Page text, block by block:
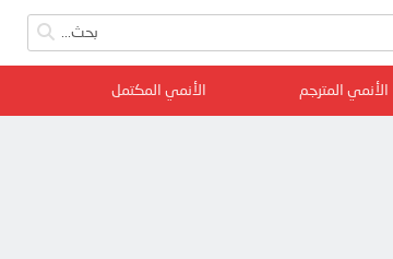
الأنمي المترجم الأنمي المكتمل